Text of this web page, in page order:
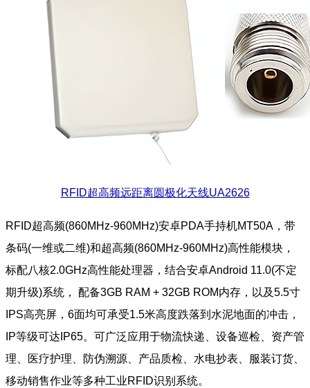
RFID超高频远距离圆极化天线UA2626
RFID超高频(860MHz-960MHz)安卓PDA手持机MT50A，带
条码(一维或二维)和超高频(860MHz-960MHz)高性能模块，
标配八核2.0GHz高性能处理器，结合安卓Android 11.0(不定
期升级)系统， 配备3GB RAM + 32GB ROM内存，以及5.5寸
IPS高亮屏，6面均可承受1.5米高度跌落到水泥地面的冲击，
IP等级可达IP65。可广泛应用于物流快递、设备巡检、资产管
理、医疗护理、防伪溯源、产品质检、水电抄表、服装订货、
移动销售作业等多种工业RFID识别系统。